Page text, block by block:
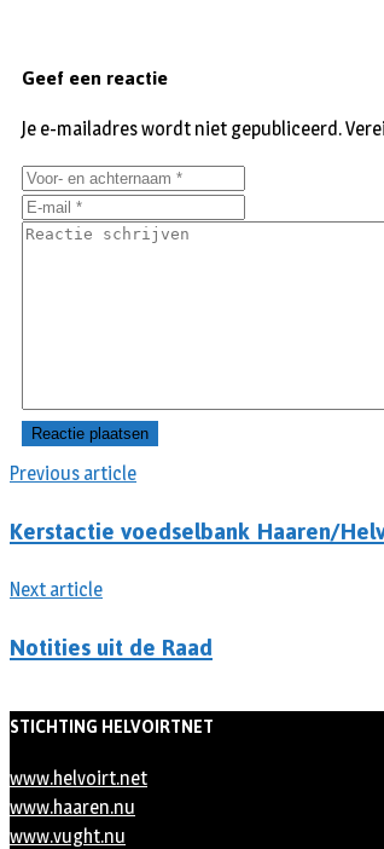
Previous article
Kerstactie voedselbank Haaren/
Next article
Notities uit de Raad
Geef een reactie
Je e-mailadres wordt niet gepubliceerd.
STICHTING HELVOIRTNET
www.helvoirt.net
www.haaren.nu
www.vught.nu